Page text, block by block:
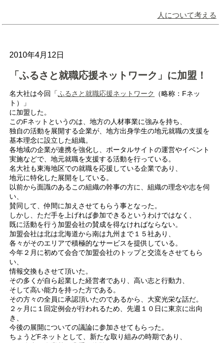
人について考える
2010年4月12日
「ふるさと就職応援ネットワーク」に加盟！
名大社は今回「ふるさと就職応援ネットワーク
（略称：Fネッ
ト）」
に加盟した。
このFネットというのは、地方の人材事業に強みを持ち、
独自の活動を展開する企業が、地方出身学生の地元就職の支援を
基本理念に設立した組織。
各地域の企業が連携を強化し、ポータルサイトの運営やイベント
実施などで、地元就職を支援する活動を行っている。
名大社も東海地区での就職を応援している企業であり、
地元に特化した展開をしている。
以前から面識のあるこの組織の幹事の方に、組織の理念や志を伺
い、
賛同して、仲間に加えさせてもらう事となった。
しかし、ただ手を上げれば参加できるというわけではなく、
既に活動を行う加盟会社の賛成を得なければならない。
加盟会社は北は北海道から南は九州まで１５社あり、
各々がそのエリアで積極的なサービスを提供している。
今年２月に初めて会合で加盟会社のトップと交流をさせてもら
い、
情報交換もさせて頂いた。
その多くが自ら起業した経営者であり、高い志と行動力、
そして高い能力を持った方である。
その方々の全員に承認頂いたのであるから、大変光栄な話だ。
２ヶ月に１回定例会が行われるため、先週１０日に東京に出向
き、
今後の展開についての議論に参加させてもらった。
ちょうどFネットとして、新たな取り組みの時期であり、